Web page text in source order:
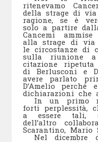
ritenevamo
della strage di via
ragione, se è
solo a partire
Cancemi
alla strage di via
le circostanze di
sulla riunione
citazione
di Berlusconi e
avere parlato
D’Amelio
dichiarazioni che
In un primo
forti perplessità,
a essere tali,
dell’altro
Scarantino, Mario
Nel dicembre